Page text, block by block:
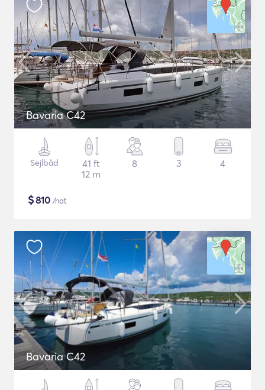
Bavaria C42
Sejlbåd
41 ft
12 m
8 3 4
$810 /nat
Bavaria C42